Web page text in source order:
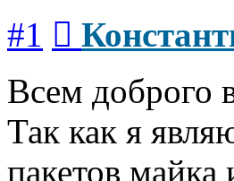
#1
Всем доброго
Так как я
пакетов